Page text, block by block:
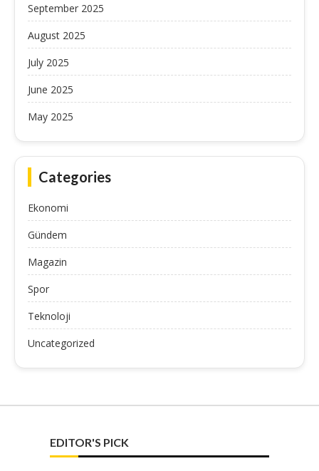
September 2025
August 2025
July 2025
June 2025
May 2025
Categories
Ekonomi
Gündem
Magazin
Spor
Teknoloji
Uncategorized
EDITOR'S PICK